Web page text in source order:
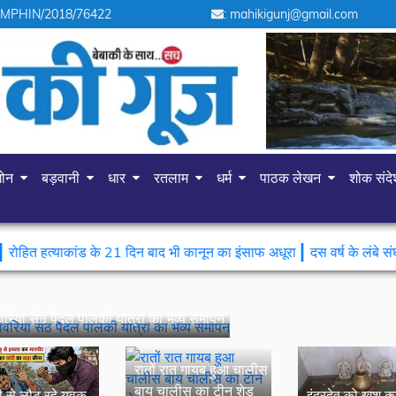
2018/76422 : mahikigunj@gmail.com
बड़वानी धार रतलाम धर्म पाठक लेखन शोक
के 21 दिन बाद भी कानून का इंसाफ अधूरा|दस वर्ष के लंबे संघर्ष के बाद
सेठ पैदल पालकी यात्रा का भव्य समापन
रातों रात गायब हुआ चालीस
बाय चालीस का टीन शेड